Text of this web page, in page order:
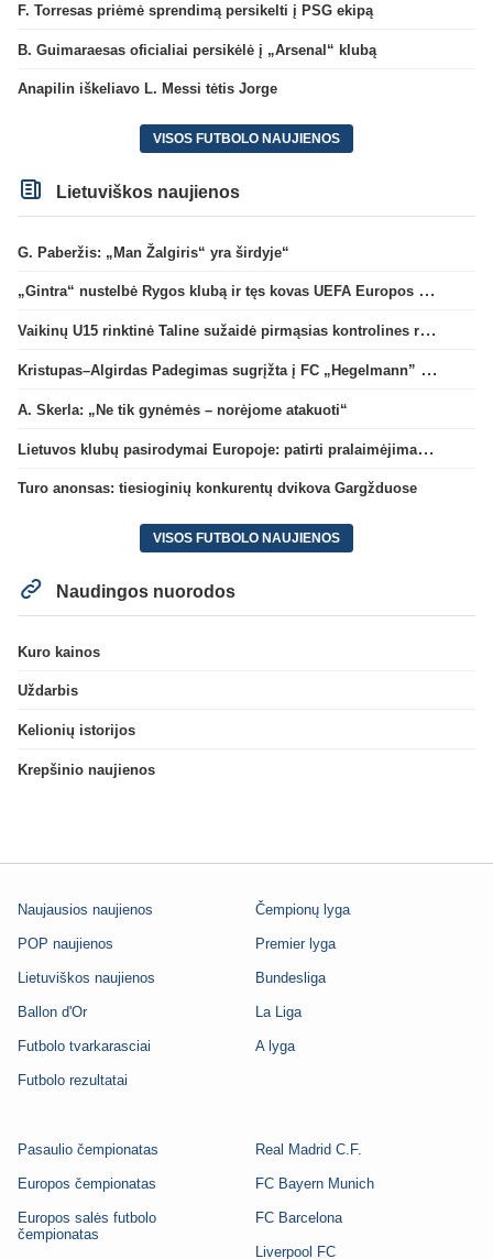
F. Torresas priėmė sprendimą persikelti į PSG ekipą
B. Guimaraesas oficialiai persikėlė į „Arsenal“ klubą
Anapilin iškeliavo L. Messi tėtis Jorge
VISOS FUTBOLO NAUJIENOS
Lietuviškos naujienos
G. Paberžis: „Man Žalgiris“ yra širdyje“
„Gintra“ nustelbė Rygos klubą ir tęs kovas UEFA Europos taurės atrankoje
Vaikinų U15 rinktinė Taline sužaidė pirmąsias kontrolines rungtynes
Kristupas–Algirdas Padegimas sugrįžta į FC „Hegelmann” B sudėtį
A. Skerla: „Ne tik gynėmės – norėjome atakuoti“
Lietuvos klubų pasirodymai Europoje: patirti pralaimėjimai Kroatijos atstovams
Turo anonsas: tiesioginių konkurentų dvikova Gargžduose
VISOS FUTBOLO NAUJIENOS
Naudingos nuorodos
Kuro kainos
Uždarbis
Kelionių istorijos
Krepšinio naujienos
Naujausios naujienos
POP naujienos
Lietuviškos naujienos
Ballon d'Or
Futbolo tvarkarasciai
Futbolo rezultatai
Čempionų lyga
Premier lyga
Bundesliga
La Liga
A lyga
Pasaulio čempionatas
Europos čempionatas
Europos salės futbolo
čempionatas
Real Madrid C.F.
FC Bayern Munich
FC Barcelona
Liverpool FC